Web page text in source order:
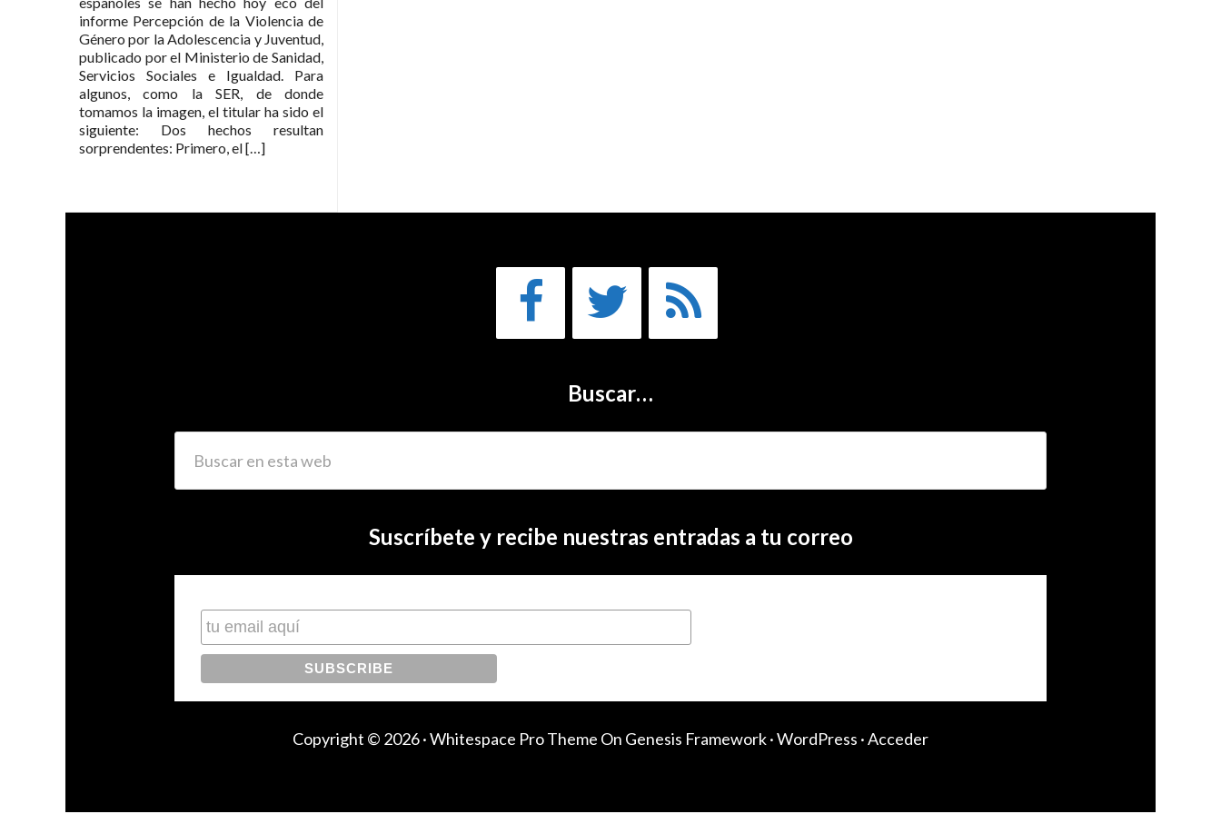
informe Percepción de la Violencia de
Género por la Adolescencia y Juventud,
publicado por el Ministerio de Sanidad,
Servicios Sociales e Igualdad. Para
algunos, como la SER, de donde
tomamos la imagen, el titular ha sido el
siguiente: Dos hechos resultan
sorprendentes: Primero, el […]
Buscar…
Suscríbete y recibe nuestras entradas a tu correo
Copyright © 2026 ·Whitespace Pro Theme On Genesis Framework·WordPress ·Acceder